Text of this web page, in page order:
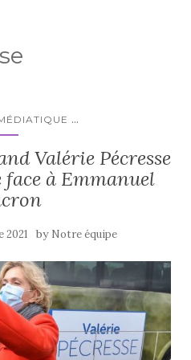
...
Valérie Pécresse
à Emmanuel
2021 by Notre équipe